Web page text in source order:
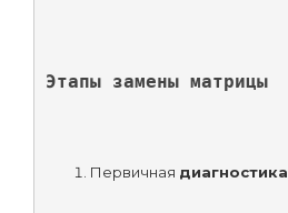
Этапы замены матрицы
Первичная диагностика